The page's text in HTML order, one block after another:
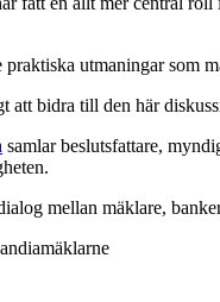
praktiska utmaningar som
att bidra till den här
samlar beslutsfattare,
mellan mäklare,